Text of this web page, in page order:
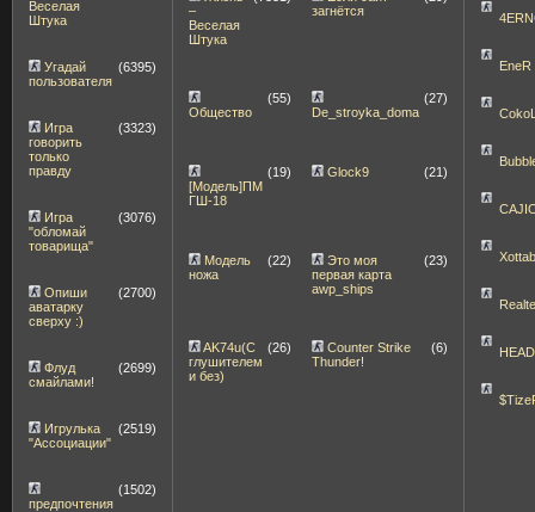
Веселая
Штука
Угадай
пользователя
(6395)
Игра
говорить
только
правду
(3323)
Игра
"обломай
товарища"
(3076)
Опиши
аватарку
сверху :)
(2700)
Флуд
смайлами!
(2699)
Игрулька
"Ассоциации"
(2519)
предпочтения
(1502)
–
Веселая
Штука
загнётся
Общество
(55)
De_stroyka_doma
(27)
[Модель]ПМ
ГШ-18
(19) Glock9 (21)
Модель
ножа
(22)
Это моя
первая карта
awp_ships
(23)
AK74u(С
глушителем
и без)
(26)
Counter Strike
Thunder!
(6)
EneR